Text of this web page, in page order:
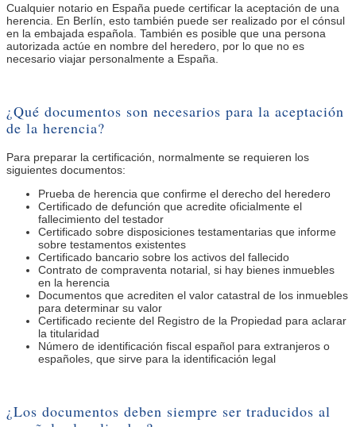
Cualquier notario en España puede certificar la aceptación de una
herencia. En Berlín, esto también puede ser realizado por el cónsul
en la embajada española. También es posible que una persona
autorizada actúe en nombre del heredero, por lo que no es
necesario viajar personalmente a España.
¿Qué documentos son necesarios para la aceptación
de la herencia?
Para preparar la certificación, normalmente se requieren los
siguientes documentos:
Prueba de herencia que confirme el derecho del heredero
Certificado de defunción que acredite oficialmente el
fallecimiento del testador
Certificado sobre disposiciones testamentarias que informe
sobre testamentos existentes
Certificado bancario sobre los activos del fallecido
Contrato de compraventa notarial, si hay bienes inmuebles
en la herencia
Documentos que acrediten el valor catastral de los inmuebles
para determinar su valor
Certificado reciente del Registro de la Propiedad para aclarar
la titularidad
Número de identificación fiscal español para extranjeros o
españoles, que sirve para la identificación legal
¿Los documentos deben siempre ser traducidos al